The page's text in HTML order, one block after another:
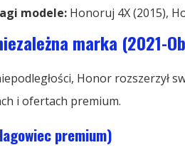
modele: Honoruj 4X (2015),
marka (2021-
Honor rozszerzył
i ofertach premium.
premium)